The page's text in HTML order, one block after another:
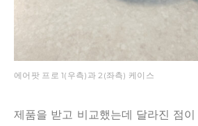
에어팟 프로 1(우측)과 2(좌측) 케이스
제품을 받고 비교했는데 달라진 점